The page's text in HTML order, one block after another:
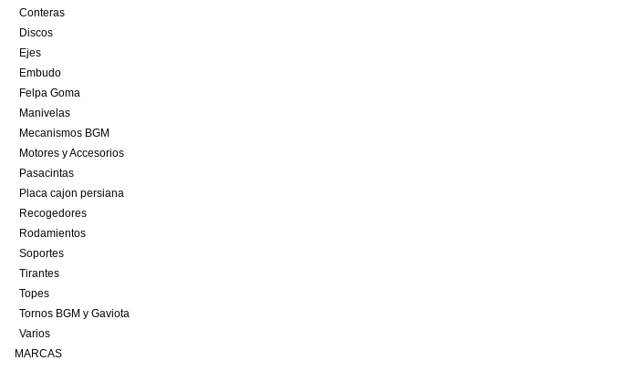
Conteras
Discos
Ejes
Embudo
Felpa Goma
Manivelas
Mecanismos BGM
Motores y Accesorios
Pasacintas
Placa cajon persiana
Recogedores
Rodamientos
Soportes
Tirantes
Topes
Tornos BGM y Gaviota
Varios
MARCAS